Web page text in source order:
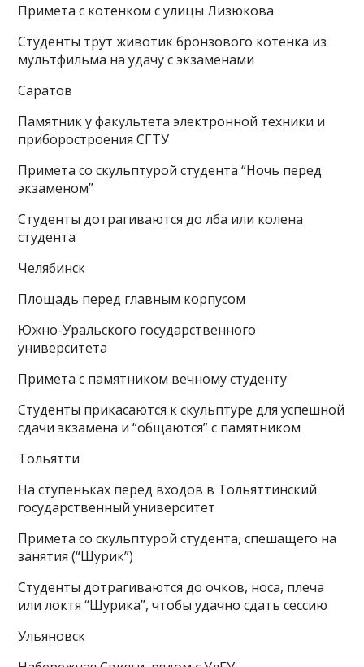
Примета с котенком с улицы Лизюкова
Студенты трут животик бронзового котенка из
мультфильма на удачу с экзаменами
Саратов
Памятник у факультета электронной техники и
приборостроения СГТУ
Примета со скульптурой студента “Ночь перед
экзаменом”
Студенты дотрагиваются до лба или колена
студента
Челябинск
Площадь перед главным корпусом
Южно-Уральского государственного
университета
Примета с памятником вечному студенту
Студенты прикасаются к скульптуре для успешной
сдачи экзамена и “общаются” с памятником
Тольятти
На ступеньках перед входов в Тольяттинский
государственный университет
Примета со скульптурой студента, спешащего на
занятия (“Шурик”)
Студенты дотрагиваются до очков, носа, плеча
или локтя “Шурика”, чтобы удачно сдать сессию
Ульяновск